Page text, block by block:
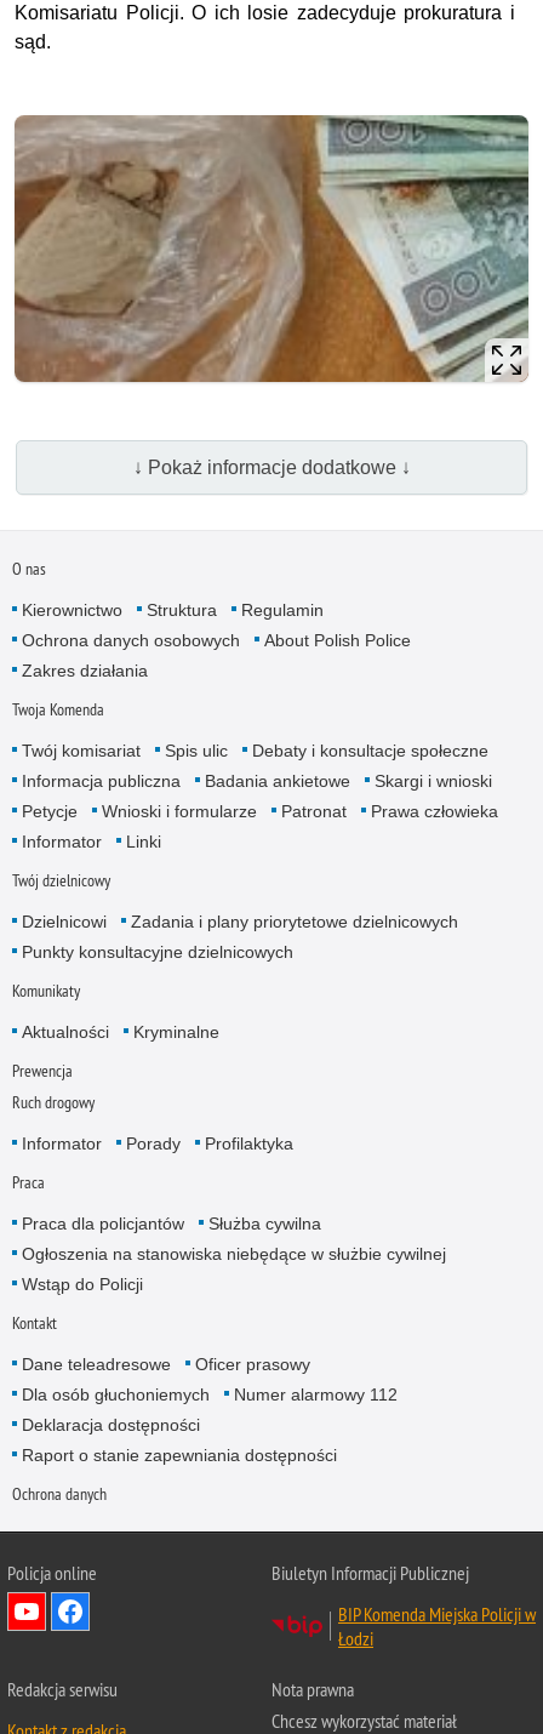
Komisariatu Policji. O ich losie zadecyduje prokuratura i
sąd.
↓ Pokaż informacje dodatkowe ↓
O nas
Kierownictwo Struktura
Regulamin
Ochrona danych osobowych
About Polish Police
Zakres działania
Twoja Komenda
Twój komisariat Spis ulic
Debaty i konsultacje społeczne
Informacja publiczna
Badania ankietowe
Skargi i wnioski
Petycje
Wnioski i formularze Patronat
Prawa człowieka
Informator
Linki
Twój dzielnicowy
Dzielnicowi
Zadania i plany priorytetowe dzielnicowych
Punkty konsultacyjne dzielnicowych
Komunikaty
Aktualności Kryminalne
Prewencja
Ruch drogowy
Informator Porady Profilaktyka
Praca
Praca dla policjantów
Służba cywilna
Ogłoszenia na stanowiska niebędące w służbie cywilnej
Wstąp do Policji
Kontakt
Dane teleadresowe
Oficer prasowy
Dla osób głuchoniemych
Numer alarmowy 112
Deklaracja dostępności
Raport o stanie zapewniania dostępności
Ochrona danych
Policja online
Biuletyn Informacji Publicznej
BIP Komenda Miejska Policji w
Łodzi
Redakcja serwisu
Nota prawna
Chcesz wykorzystać materiał